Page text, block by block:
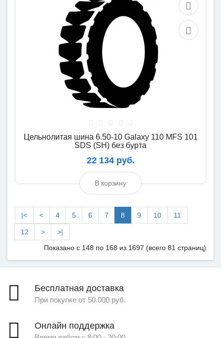
Цельнолитая шина 6.50-10 Galaxy 110 MFS 101
SDS (SH) без бурта
22 134 руб.
В корзину
|< < 4 5 6 7 8 9 10 11
12 >
>|
Показано с 148 по 168 из 1697 (всего 81 страниц)
Бесплатная доставка
При покупке от 50.000 руб.
Онлайн поддержка